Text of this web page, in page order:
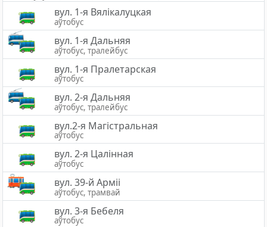
вул. 1-я Вялікалуцкая
аўтобус
вул. 1-я Дальняя
аўтобус, тралейбус
вул. 1-я Пралетарская
аўтобус
вул. 2-я Дальняя
аўтобус, тралейбус
вул.2-я Магістральная
аўтобус
вул. 2-я Цалінная
аўтобус
вул. 39-й Арміі
аўтобус, трамвай
вул. 3-я Бебеля
аўтобус